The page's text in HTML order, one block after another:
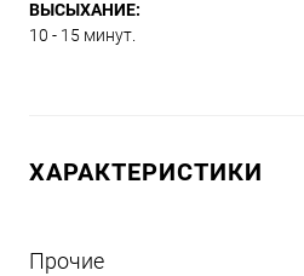
ВЫСЫХАНИЕ:
10 - 15 минут.
ХАРАКТЕРИСТИКИ
Прочие